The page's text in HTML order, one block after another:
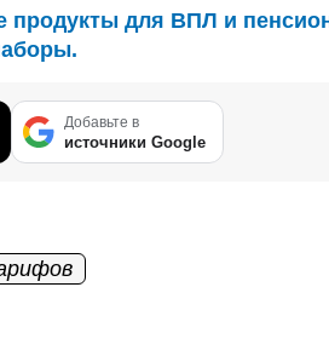
продукты для ВПЛ и
Добавьте в
источники Google